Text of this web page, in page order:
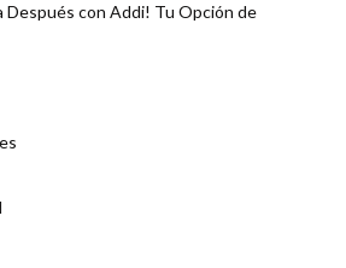
Después con Addi! Tu Opción de